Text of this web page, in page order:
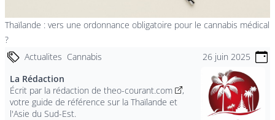
Thaïlande : vers une ordonnance obligatoire pour le cannabis médical
?
Actualites Cannabis
26 juin 2025
La Rédaction
Écrit par la rédaction de theo-courant.com
,
votre guide de référence sur la Thaïlande et
l'Asie du Sud-Est.